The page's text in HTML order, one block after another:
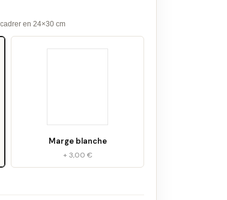
en 24×30 cm
Marge blanche
+ 3,00 €